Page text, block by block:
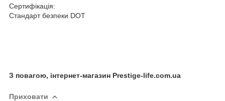
Сертифікація:
Стандарт безпеки DOT
З повагою, інтернет-магазин Prestige-life.com.ua
Приховати